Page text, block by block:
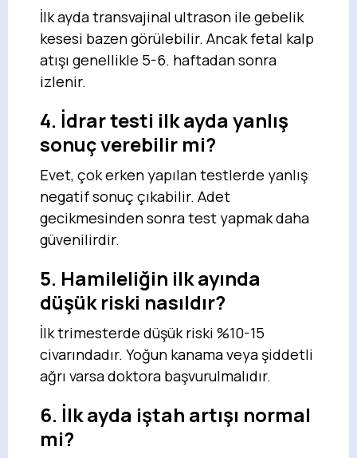
İlk ayda transvajinal ultrason ile gebelik
kesesi bazen görülebilir. Ancak fetal kalp
atışı genellikle 5-6. haftadan sonra
izlenir.
4. İdrar testi ilk ayda yanlış
sonuç verebilir mi?
Evet, çok erken yapılan testlerde yanlış
negatif sonuç çıkabilir. Adet
gecikmesinden sonra test yapmak daha
güvenilirdir.
5. Hamileliğin ilk ayında
düşük riski nasıldır?
İlk trimesterde düşük riski %10-15
civarındadır. Yoğun kanama veya şiddetli
ağrı varsa doktora başvurulmalıdır.
6. İlk ayda iştah artışı normal
mi?